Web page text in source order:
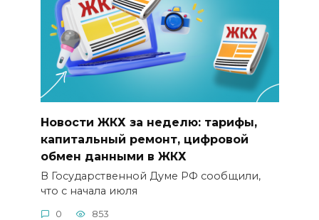
Новости ЖКХ за неделю: тарифы,
капитальный ремонт, цифровой
обмен данными в ЖКХ
В Государственной Думе РФ сообщили,
что с начала июля
0 853